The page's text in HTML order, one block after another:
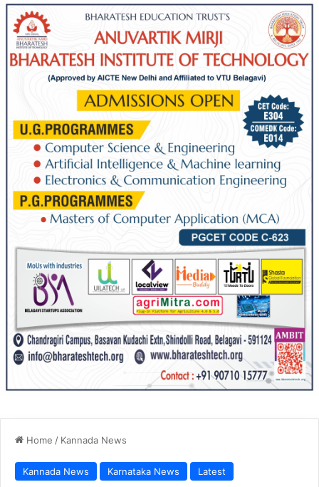
Home / Kannada News
Kannada News Karnataka News Latest